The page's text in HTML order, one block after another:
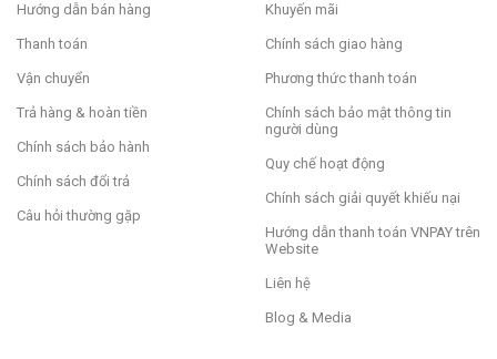
Hướng dẫn bán hàng
Thanh toán
Vận chuyển
Trả hàng & hoàn tiền
Chính sách bảo hành
Chính sách đổi trả
Câu hỏi thường gặp
Khuyến mãi
Chính sách giao hàng
Phương thức thanh toán
Chính sách bảo mật thông tin
người dùng
Quy chế hoạt động
Chính sách giải quyết khiếu nại
Hướng dẫn thanh toán VNPAY trên
Website
Liên hệ
Blog & Media